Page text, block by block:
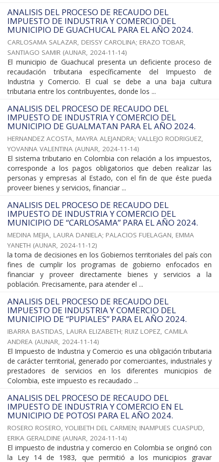
ANALISIS DEL PROCESO DE RECAUDO DEL
IMPUESTO DE INDUSTRIA Y COMERCIO DEL
MUNICIPIO DE GUACHUCAL PARA EL AÑO 2024.
CARLOSAMA SALAZAR, DEISSY CAROLINA; ERAZO TOBAR,
SANTIAGO SAMIR (AUNAR, 2024-11-14)
El municipio de Guachucal presenta un deficiente proceso de
recaudación tributaria específicamente del Impuesto de
Industria y Comercio. El cual se debe a una baja cultura
tributaria entre los contribuyentes, donde los ...
ANALISIS DEL PROCESO DE RECAUDO DEL
IMPUESTO DE INDUSTRIA Y COMERCIO DEL
MUNICIPIO DE GUALMATAN PARA EL AÑO 2024.
HERNANDEZ ACOSTA, MAYRA ALEJANDRA; VALLEJO RODRIGUEZ,
YOVANNA VALENTINA (AUNAR, 2024-11-14)
El sistema tributario en Colombia con relación a los impuestos,
corresponde a los pagos obligatorios que deben realizar las
personas y empresas al Estado, con el fin de que éste pueda
proveer bienes y servicios, financiar ...
ANALISIS DEL PROCESO DE RECAUDO DEL
IMPUESTO DE INDUSTRIA Y COMERCIO DEL
MUNICIPIO DE “CARLOSAMA” PARA EL AÑO 2024.
MEDINA MEJIA, LAURA DANIELA; PALACIOS FUELAGAN, EMMA
YANETH (AUNAR, 2024-11-12)
la toma de decisiones en los Gobiernos territoriales del país con
fines de cumplir los programas de gobierno enfocados en
financiar y proveer directamente bienes y servicios a la
población. Precisamente, para atender el ...
ANALISIS DEL PROCESO DE RECAUDO DEL
IMPUESTO DE INDUSTRIA Y COMERCIO DEL
MUNICIPIO DE “PUPIALES” PARA EL AÑO 2024.
IBARRA BASTIDAS, LAURA ELIZABETH; RUIZ LOPEZ, CAMILA
ANDREA (AUNAR, 2024-11-14)
El Impuesto de Industria y Comercio es una obligación tributaria
de carácter territorial, generado por comerciantes, industriales y
prestadores de servicios en los diferentes municipios de
Colombia, este impuesto es recaudado ...
ANALISIS DEL PROCESO DE RECAUDO DEL
IMPUESTO DE INDUSTRIA Y COMERCIO EN EL
MUNICIPIO DE POTOSI PARA EL AÑO 2024.
ROSERO ROSERO, YOLIBETH DEL CARMEN; INAMPUES CUASPUD,
ERIKA GERALDINE (AUNAR, 2024-11-14)
El impuesto de industria y comercio en Colombia se originó con
la Ley 14 de 1983, que permitió a los municipios gravar